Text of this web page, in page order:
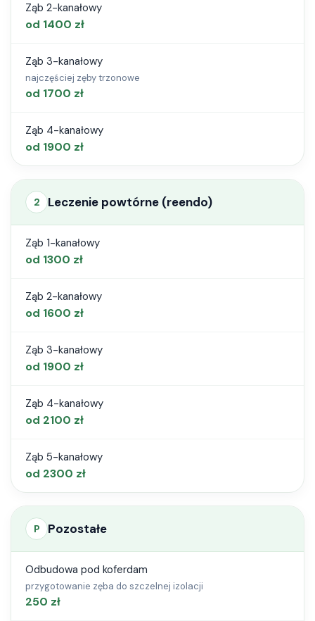
Chirurg
MediPay
Kontakt
Ząb 2-kanałowy
od 1400 zł
Ząb 3-kanałowy
najczęściej zęby trzonowe
od 1700 zł
Ząb 4-kanałowy
od 1900 zł
2 Leczenie powtórne (reendo)
Ząb 1-kanałowy
od 1300 zł
Ząb 2-kanałowy
od 1600 zł
Ząb 3-kanałowy
od 1900 zł
Ząb 4-kanałowy
od 2100 zł
Ząb 5-kanałowy
od 2300 zł
P Pozostałe
Odbudowa pod koferdam
przygotowanie zęba do szczelnej izolacji
250 zł